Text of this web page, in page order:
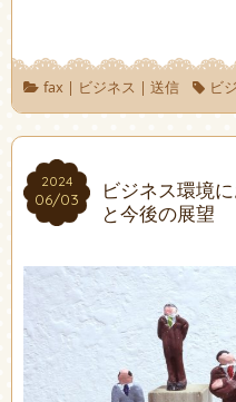
fax | ビジネス | 送信 ビ
2024
06/03
2024
06/03
ビジネス環境
と今後の展望